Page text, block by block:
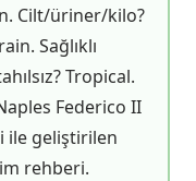
Cilt/üriner/kilo?
Sağlıklı
Tropical.
Federico II
ile geliştirilen
rehberi.